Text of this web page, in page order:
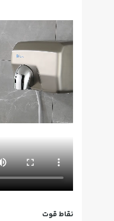
نقاط قوت